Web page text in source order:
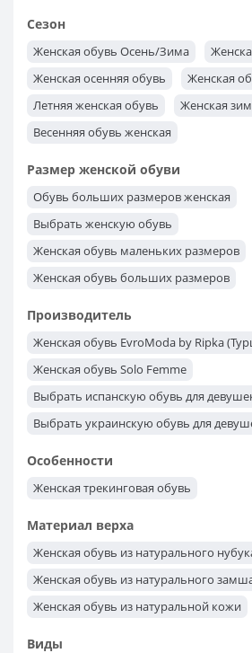
Женская обувь на высоком каблуке
Сезон
Женская обувь Осень/Зима
Женская осенняя обувь
Женская
Летняя женская обувь
Женская
Весенняя обувь женская
Размер женской обуви
Обувь больших размеров женская
Выбрать женскую обувь
Женская обувь маленьких размеров
Женская обувь больших размеров
Производитель
Женская обувь EvroModa by Ripka
Женская обувь Solo Femme
Выбрать испанскую обувь для
Выбрать украинскую обувь для
Особенности
Женская трекинговая обувь
Материал верха
Женская обувь из натурального
Женская обувь из натурального
Женская обувь из натуральной кожи
Виды